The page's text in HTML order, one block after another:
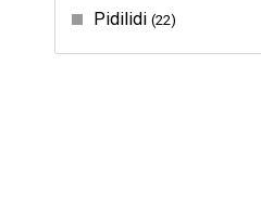
Pidilidi 22